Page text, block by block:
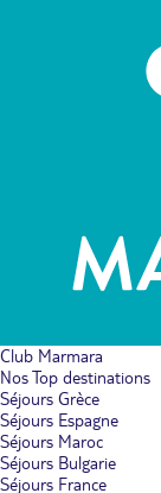
Club Marmara
Nos Top destinations
Séjours Grèce
Séjours Espagne
Séjours Maroc
Séjours Bulgarie
Séjours France